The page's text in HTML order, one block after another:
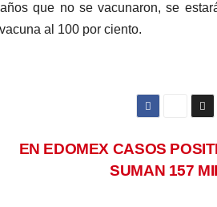
que no se vacunaron, se
al 100 por ciento.
EN EDOMEX CASOS
SUMAN 157